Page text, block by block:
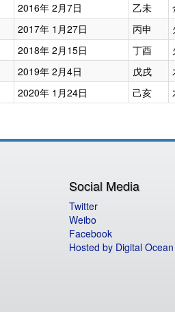
2016年 2月7日 乙未
2017年 1月27日 丙申
2018年 2月15日 丁酉
2019年 2月4日 戊戌
2020年 1月24日 己亥
Social Media
Twitter
Weibo
Facebook
Hosted by Digital Ocean